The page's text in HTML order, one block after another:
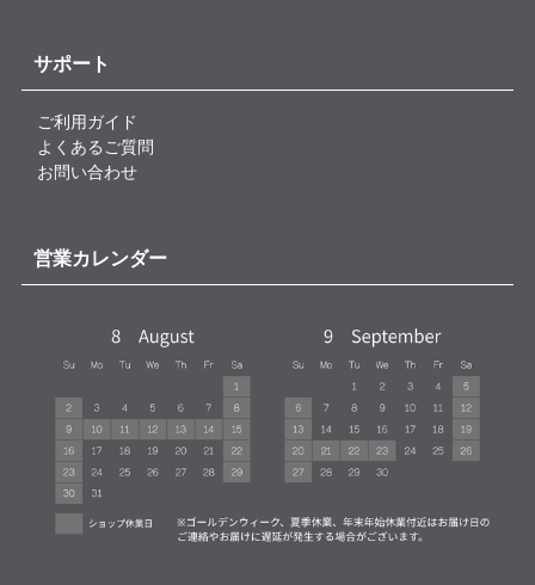
サポート
ご利用ガイド
よくあるご質問
お問い合わせ
営業カレンダー